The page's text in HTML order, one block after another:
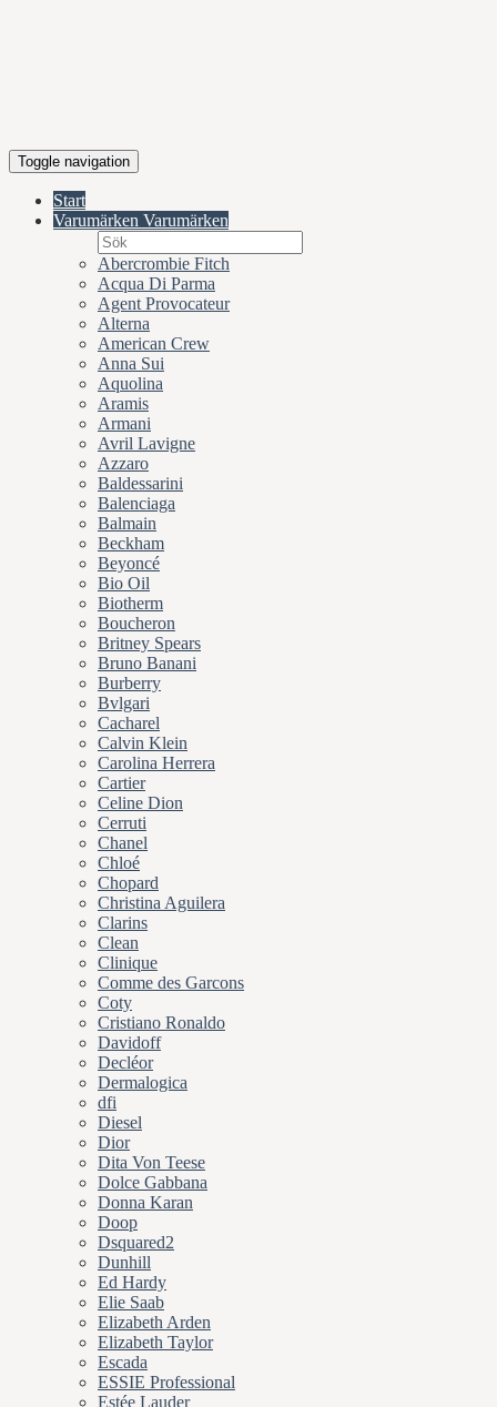
Toggle navigation
Start
Varumärken Varumärken
Abercrombie Fitch
Acqua Di Parma
Agent Provocateur
Alterna
American Crew
Anna Sui
Aquolina
Aramis
Armani
Avril Lavigne
Azzaro
Baldessarini
Balenciaga
Balmain
Beckham
Beyoncé
Bio Oil
Biotherm
Boucheron
Britney Spears
Bruno Banani
Burberry
Bvlgari
Cacharel
Calvin Klein
Carolina Herrera
Cartier
Celine Dion
Cerruti
Chanel
Chloé
Chopard
Christina Aguilera
Clarins
Clean
Clinique
Comme des Garcons
Coty
Cristiano Ronaldo
Davidoff
Decléor
Dermalogica
dfi
Diesel
Dior
Dita Von Teese
Dolce Gabbana
Donna Karan
Doop
Dsquared2
Dunhill
Ed Hardy
Elie Saab
Elizabeth Arden
Elizabeth Taylor
Escada
ESSIE Professional
Estée Lauder